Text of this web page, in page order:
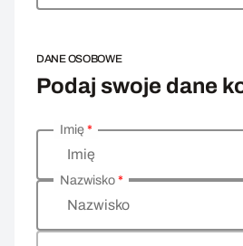
DANE OSOBOWE
Podaj swoje dane
Wprowadź swoje dane osobowe
Imię
Imię*
Nazwisko
Nazwisko*